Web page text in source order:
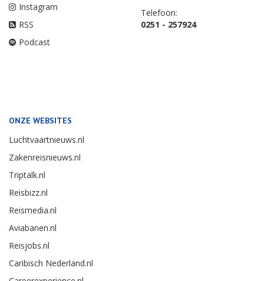
Instagram
RSS
Podcast
Telefoon:
0251 - 257924
ONZE WEBSITES
Luchtvaartnieuws.nl
Zakenreisnieuws.nl
Triptalk.nl
Reisbizz.nl
Reismedia.nl
Aviabanen.nl
Reisjobs.nl
Caribisch Nederland.nl